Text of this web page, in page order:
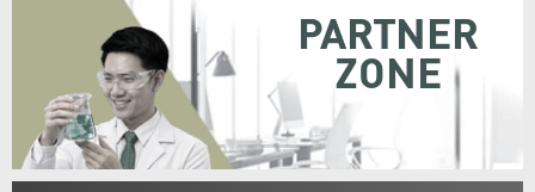
PARTNER
ZONE